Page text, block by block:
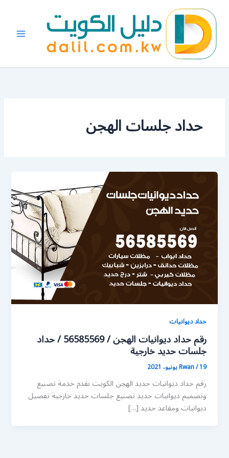
المحتوى
حداد جلسات الهجن
حداد ديوانيات
رقم حداد ديوانيات الهجن / 56585569 / حداد
جلسات حديد خارجية
Rwan/19 يونيو، 2021
رقم حداد ديوانيات حديد الهجن الكويت نقدم خدمة تصنيع
وتصميم ديوانيات حديد تصنيع جلسات حديد خارجية تفصيل
ديوانيات ومقاعد حديد […]